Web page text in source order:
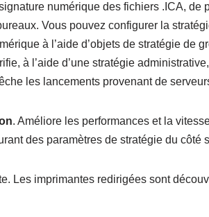
numérique des fichiers .ICA, de
Vous pouvez configurer la
à l’aide d’objets de stratégie de
à l’aide d’une stratégie
les lancements provenant de
. Améliore les performances et la
des paramètres de stratégie du côté
. Les imprimantes redirigées sont